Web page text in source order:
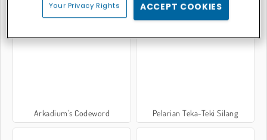
Pencarian Kata-Kata Kata-Kata Bebas
Arkadium's Codeword Pelarian Teka-Teki Silang
Your Privacy Rights ACCEPT COOKIES